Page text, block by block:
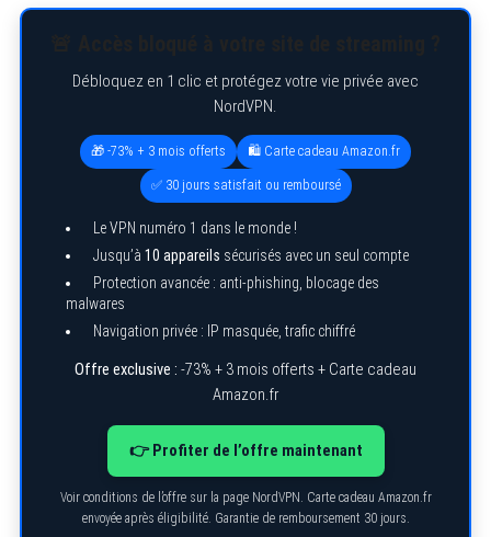
Débloquez en 1 clic et protégez votre vie privée avec
NordVPN.
🎁 -73% + 3 mois offerts 🛍️ Carte cadeau Amazon.fr
✅ 30 jours satisfait ou remboursé
Le VPN numéro 1 dans le monde !
Jusqu’à 10 appareils sécurisés avec un seul compte
Protection avancée : anti-phishing, blocage des
malwares
Navigation privée : IP masquée, trafic chiffré
Offre exclusive : -73% + 3 mois offerts + Carte cadeau
Amazon.fr
👉 Profiter de l’offre maintenant
Voir conditions de l’offre sur la page NordVPN. Carte cadeau Amazon.fr
envoyée après éligibilité. Garantie de remboursement 30 jours.
o